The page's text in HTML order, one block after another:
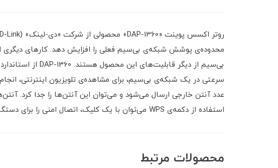
عدد آنتن خارجی ارسال می‌شود و می‌توان این آنتن‌ها را جدا کرد.
استفاده از دکمه‌‌ی WPS می‌توان با یک کلیک، اتصال امنی را برای دستگاه‌ها برقرار کرد.
محصولات مرتبط